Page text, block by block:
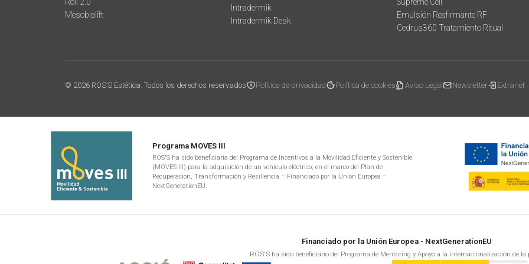
Mesobiolift
Intradermik
Intradermik Desk
Emulsión Reafirmante RF
Cedrus360 Tratamiento Ritual
© 2026 RÖS’S Estética. Todos los derechos reservados Política de privacidad Política de cookies Aviso Legal Newsletter Extranet
Programa MOVES III
RÖS'S ha sido beneficiaria del Programa de Incentivos a la Movilidad Eficiente y Sostenible
(MOVES III) para la adquisición de un vehículo eléctrico, en el marco del Plan de
Recuperación, Transformación y Resiliencia – Financiado por la Unión Europea –
NextGenerationEU.
Financiado por la Unión Europea - NextGenerationEU
RÖS'S ha sido beneficiario del Programa de Mentoring y Apoyo a la internacionalización de la